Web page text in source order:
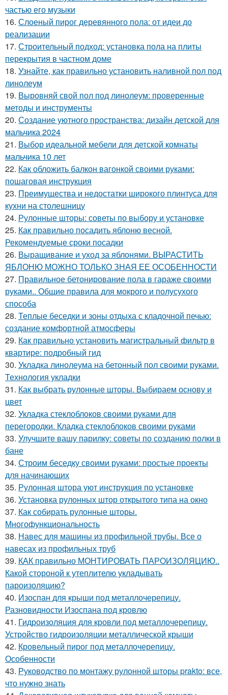
частью его музыки
16. Слоеный пирог деревянного пола: от идеи до
реализации
17. Строительный подход: установка пола на плиты
перекрытия в частном доме
18. Узнайте, как правильно установить наливной пол под
линолеум
19. Выровняй свой пол под линолеум: проверенные
методы и инструменты
20. Создание уютного пространства: дизайн детской для
мальчика 2024
21. Выбор идеальной мебели для детской комнаты
мальчика 10 лет
22. Как обложить балкон вагонкой своими руками:
пошаговая инструкция
23. Преимущества и недостатки широкого плинтуса для
кухни на столешницу
24. Рулонные шторы: советы по выбору и установке
25. Как правильно посадить яблоню весной.
Рекомендуемые сроки посадки
26. Выращивание и уход за яблонями. ВЫРАСТИТЬ
ЯБЛОНЮ МОЖНО ТОЛЬКО ЗНАЯ ЕЕ ОСОБЕННОСТИ
27. Правильное бетонирование пола в гараже своими
руками.. Общие правила для мокрого и полусухого
способа
28. Теплые беседки и зоны отдыха с кладочной печью:
создание комфортной атмосферы
29. Как правильно установить магистральный фильтр в
квартире: подробный гид
30. Укладка линолеума на бетонный пол своими руками.
Технология укладки
31. Как выбрать рулонные шторы. Выбираем основу и
цвет
32. Укладка стеклоблоков своими руками для
перегородки. Кладка стеклоблоков своими руками
33. Улучшите вашу парилку: советы по созданию полки в
бане
34. Строим беседку своими руками: простые проекты
для начинающих
35. Рулонная штора уют инструкция по установке
36. Установка рулонных штор открытого типа на окно
37. Как собирать рулонные шторы.
Многофункциональность
38. Навес для машины из профильной трубы. Все о
навесах из профильных труб
39. КАК правильно МОНТИРОВАТЬ ПАРОИЗОЛЯЦИЮ..
Какой стороной к утеплителю укладывать
пароизоляцию?
40. Изоспан для крыши под металлочерепицу.
Разновидности Изоспана под кровлю
41. Гидроизоляция для кровли под металлочерепицу.
Устройство гидроизоляции металлической крыши
42. Кровельный пирог под металлочерепицу.
Особенности
43. Руководство по монтажу рулонной шторы prakto: все,
что нужно знать